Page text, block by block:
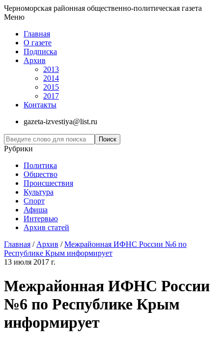
Черноморская районная общественно-политическая газета
Меню
Главная
О газете
Подписка
Архив
2013
2014
2015
2017
Контакты
gazeta-izvestiya@list.ru
Рубрики
Политика
Общество
Проиcшествия
Культура
Спорт
Афиша
Интервью
Архив статей
Главная / Архив /Межрайонная ИФНС России №6 по
Республике Крым информирует
13 июля 2017 г.
Межрайонная ИФНС России
№6 по Республике Крым
информирует